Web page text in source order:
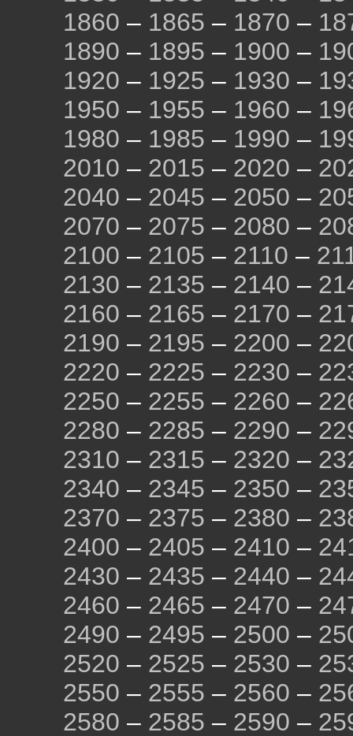
1860 – 1865 – 1870 –
1890 – 1895 – 1900 –
1920 – 1925 – 1930 –
1950 – 1955 – 1960 –
1980 – 1985 – 1990 –
2010 – 2015 – 2020 –
2040 – 2045 – 2050 –
2070 – 2075 – 2080 –
2100 – 2105 – 2110 –
2130 – 2135 – 2140 –
2160 – 2165 – 2170 –
2190 – 2195 – 2200 –
2220 – 2225 – 2230 –
2250 – 2255 – 2260 –
2280 – 2285 – 2290 –
2310 – 2315 – 2320 –
2340 – 2345 – 2350 –
2370 – 2375 – 2380 –
2400 – 2405 – 2410 –
2430 – 2435 – 2440 –
2460 – 2465 – 2470 –
2490 – 2495 – 2500 –
2520 – 2525 – 2530 –
2550 – 2555 – 2560 –
2580 – 2585 – 2590 –